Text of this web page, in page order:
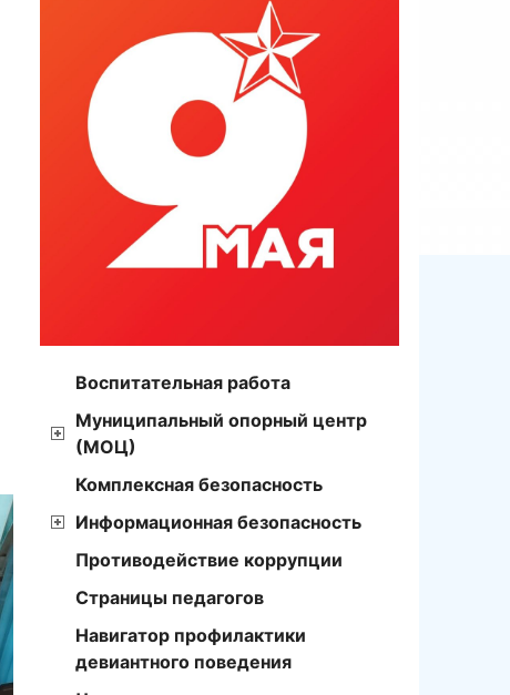
Воспитательная работа
Муниципальный опорный центр
(МОЦ)
Комплексная безопасность
Информационная безопасность
Противодействие коррупции
Страницы педагогов
Навигатор профилактики
девиантного поведения